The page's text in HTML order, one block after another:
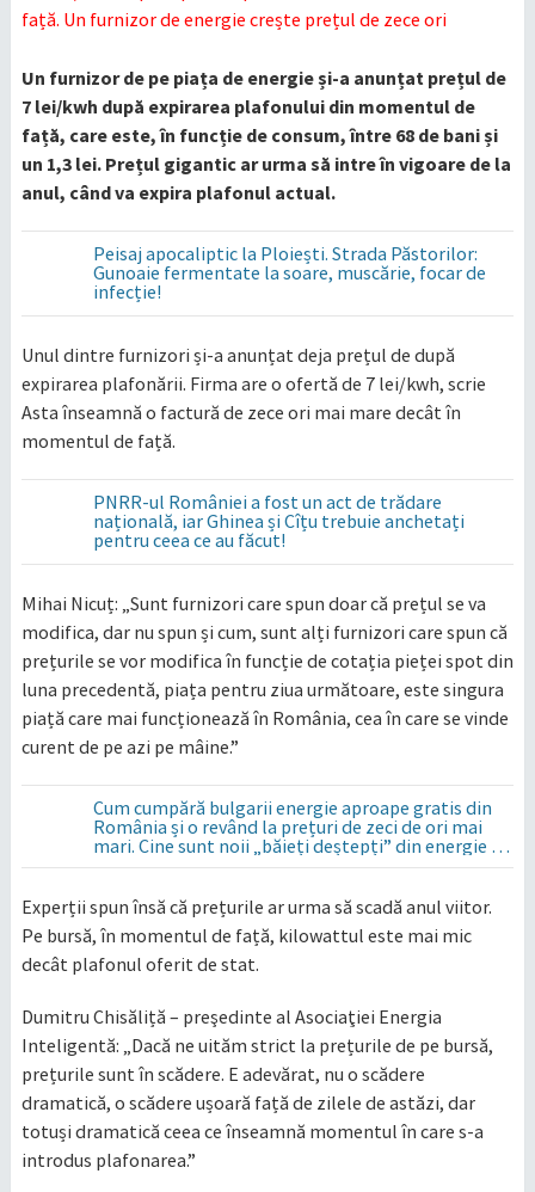
Un furnizor de pe piața de energie și-a anunțat prețul de
7 lei/kwh după expirarea plafonului din momentul de
față, care este, în funcție de consum, între 68 de bani și
un 1,3 lei. Prețul gigantic ar urma să intre în vigoare de la
anul, când va expira plafonul actual.
Peisaj apocaliptic la Ploiești. Strada Păstorilor:
Gunoaie fermentate la soare, muscărie, focar de
infecție!
Unul dintre furnizori și-a anunțat deja prețul de după
expirarea plafonării. Firma are o ofertă de 7 lei/kwh, scrie
Asta înseamnă o factură de zece ori mai mare decât în
momentul de față.
PNRR-ul României a fost un act de trădare
națională, iar Ghinea și Cîțu trebuie anchetați
pentru ceea ce au făcut!
Mihai Nicuț: „Sunt furnizori care spun doar că prețul se va
modifica, dar nu spun și cum, sunt alți furnizori care spun că
prețurile se vor modifica în funcție de cotația pieței spot din
luna precedentă, piața pentru ziua următoare, este singura
piață care mai funcționează în România, cea în care se vinde
curent de pe azi pe mâine.”
Cum cumpără bulgarii energie aproape gratis din
România și o revând la prețuri de zeci de ori mai
mari. Cine sunt noii „băieți deștepți” din energie de
la sud de Dunăre
Experții spun însă că prețurile ar urma să scadă anul viitor.
Pe bursă, în momentul de față, kilowattul este mai mic
decât plafonul oferit de stat.
Dumitru Chisăliță – preşedinte al Asociaţiei Energia
Inteligentă: „Dacă ne uităm strict la prețurile de pe bursă,
prețurile sunt în scădere. E adevărat, nu o scădere
dramatică, o scădere ușoară față de zilele de astăzi, dar
totuși dramatică ceea ce înseamnă momentul în care s-a
introdus plafonarea.”